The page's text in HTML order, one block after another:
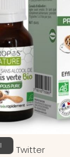
Twitter